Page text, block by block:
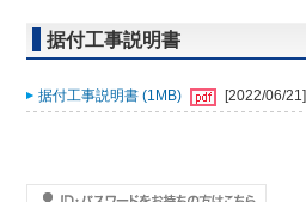
据付工事説明書
据付工事説明書 (1MB) [2022/06/21]